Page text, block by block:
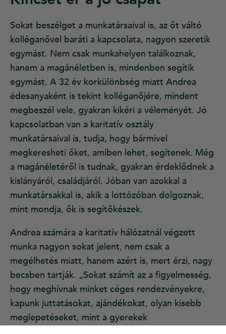
Sokat beszélget a munkatársaival is, az őt váltó
kolléganővel baráti a kapcsolata, nagyon szeretik
egymást. Nem csak munkahelyen találkoznak,
hanem a magánéletben is, mindenben segítik
egymást. A 32 év korkülönbség miatt Andrea
édesanyaként is tekint kolléganőjére, mindent
megbeszél vele, gyakran kikéri a véleményét. Jó
kapcsolatban van a karitatív osztály
munkatársaival is, tudja, hogy bármivel
megkeresheti őket, amiben lehet, segítenek. Még
a magánéletéről is tudnak, gyakran érdeklődnek a
kislányáról, családjáról. Jóban van azokkal a
munkatársakkal is, akik a lottózóban dolgoznak,
mint mondja, ők is segítőkészek.
Andrea számára a karitatív hálózatnál végzett
munka nagyon sokat jelent, nem csak a
megélhetés miatt, hanem azért is, mert érzi, nagy
becsben tartják. „Sokat számít az a figyelmesség,
hogy meghívnak minket céges rendezvényekre,
kapunk juttatásokat, ajándékokat, olyan kisebb
meglepetéseket, mint a gyerekek